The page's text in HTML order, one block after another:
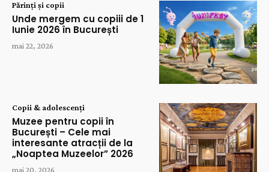
Părinți și copii
Unde mergem cu copiii de 1
Iunie 2026 în București
mai 22, 2026
Copii & adolescenți
Muzee pentru copii în
București – Cele mai
interesante atracții de la
„Noaptea Muzeelor” 2026
mai 20, 2026